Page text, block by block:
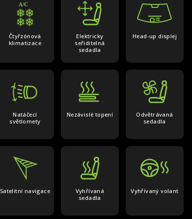
Čtyřzónová
klimatizace
Elektricky
seřiditelná
sedadla
Head-up displej
Natáčecí
světlomety
Nezávislé topení
Odvětrávaná
sedadla
Satelitní navigace
Vyhřívaná
sedadla
Vyhřívaný volant